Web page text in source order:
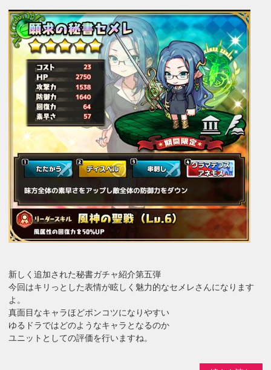
新しく追加された秘書ガチャ紹介第五弾
今回はキリっとした表情が眩しく魅力的なセメレさんになります
よ。
真面目なキャラほどポンコツになりやすい
ゆるドラではどのようなキャラとなるのか
ユニットとしての評価を行いますね。